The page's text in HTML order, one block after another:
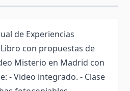
de Experiencias
con propuestas de
Misterio en Madrid con
- Video integrado. - Clase